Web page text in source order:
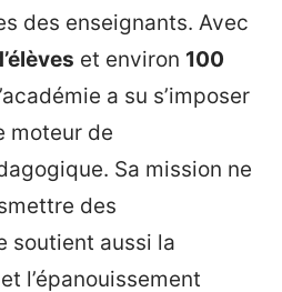
des enseignants. Avec
et environ 100
a su s’imposer
moteur de
Sa mission ne
des
soutient aussi la
et l’épanouissement